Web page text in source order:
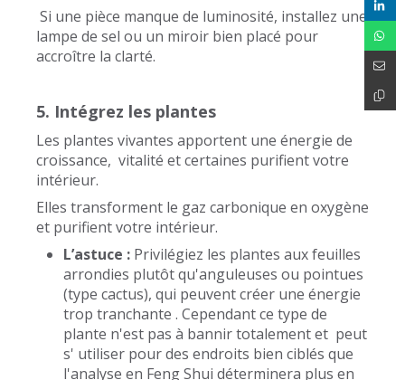
Si une pièce manque de luminosité, installez une
lampe de sel ou un miroir bien placé pour
accroître la clarté.
5. Intégrez les plantes
Les plantes vivantes apportent une énergie de
croissance, vitalité et certaines purifient votre
intérieur.
Elles transforment le gaz carbonique en oxygène
et purifient votre intérieur.
L’astuce : Privilégiez les plantes aux feuilles
arrondies plutôt qu'anguleuses ou pointues
(type cactus), qui peuvent créer une énergie
trop tranchante . Cependant ce type de
plante n'est pas à bannir totalement et peut
s' utiliser pour des endroits bien ciblés que
l'analyse en Feng Shui déterminera plus en